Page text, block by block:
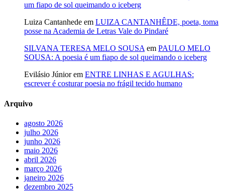
um fiapo de sol queimando o iceberg
Luiza Cantanhede em LUIZA CANTANHÊDE, poeta, toma
posse na Academia de Letras Vale do Pindaré
SILVANA TERESA MELO SOUSA em PAULO MELO
SOUSA: A poesia é um fiapo de sol queimando o iceberg
Evilásio Júniorem ENTRE LINHAS E AGULHAS:
escrever é costurar poesia no frágil tecido humano
Arquivo
agosto 2026
julho 2026
junho 2026
maio 2026
abril 2026
março 2026
janeiro 2026
dezembro 2025